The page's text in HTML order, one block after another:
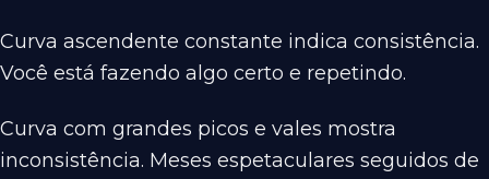
Curva ascendente constante indica consistência.
Você está fazendo algo certo e repetindo.
Curva com grandes picos e vales mostra
inconsistência. Meses espetaculares seguidos de